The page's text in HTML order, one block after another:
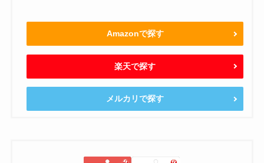
Amazonで探す
楽天で探す
メルカリで探す